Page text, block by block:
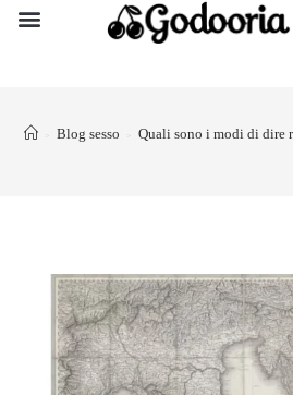
> Blog sesso > Quali sono i modi di dire